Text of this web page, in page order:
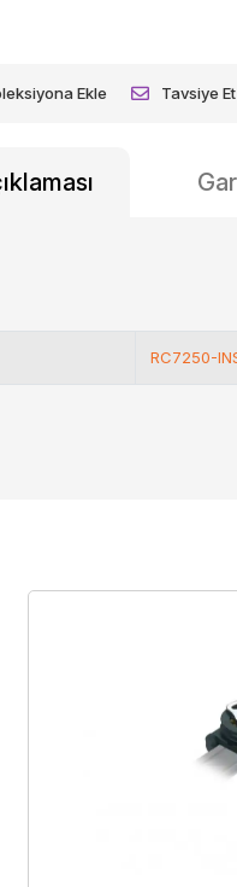
Ekle Tavsiye Et
RC7250-